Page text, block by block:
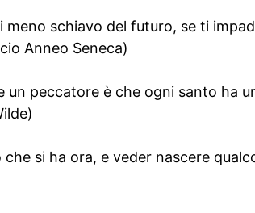
schiavo del futuro, se ti
Anneo Seneca)
un peccatore è che ogni santo ha
si ha ora, e veder nascere